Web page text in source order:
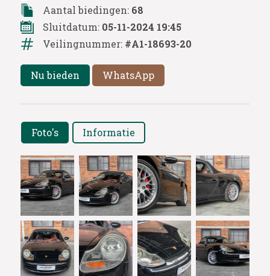
Aantal biedingen: 68
Sluitdatum: 05-11-2024 19:45
Veilingnummer: #A1-18693-20
Nu bieden WhatsApp
Foto's Informatie